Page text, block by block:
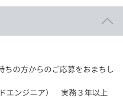
ちの方からのご応募をおまちし
エンジニア） 実務３年以上